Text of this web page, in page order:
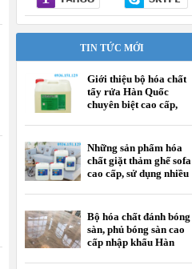
TIN TỨC MỚI
Giới thiệu bộ hóa chất
tẩy rửa Hàn Quốc
chuyên biệt cao cấp,
Những sản phẩm hóa
chất giặt thảm ghế sofa
cao cấp, sử dụng nhiều
Bộ hóa chất đánh bóng
sàn, phủ bóng sàn cao
cấp nhập khẩu Hàn